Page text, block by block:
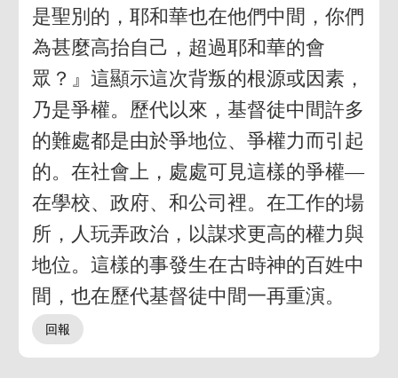
是聖別的，耶和華也在他們中間，你們
為甚麼高抬自己，超過耶和華的會
眾？』這顯示這次背叛的根源或因素，
乃是爭權。歷代以來，基督徒中間許多
的難處都是由於爭地位、爭權力而引起
的。在社會上，處處可見這樣的爭權—
在學校、政府、和公司裡。在工作的場
所，人玩弄政治，以謀求更高的權力與
地位。這樣的事發生在古時神的百姓中
間，也在歷代基督徒中間一再重演。